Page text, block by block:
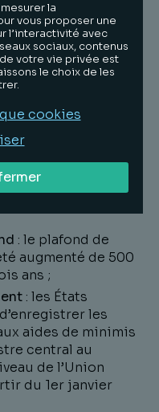
relatif aux
l’application des
le
des entreprises
économique
: le plafond de
augmenté de 500
ans ;
: les États
les
aides de minimis
central au
de l’Union
du 1er janvier
la
vous proposer une
l’interactivité avec
sociaux, contenus
votre vie privée est
le choix de les
cookies